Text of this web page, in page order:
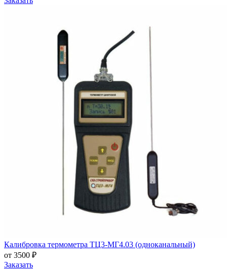
Калибровка термометра ТЦ3-МГ4.03 (одноканальный)
от 3500 ₽
Заказать